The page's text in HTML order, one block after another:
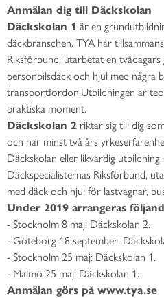
Anmälan dig till Däckskolan
Däckskolan 1 är en
däckbranschen. TYA har
Riksförbund, utarbetat en
personbilsdäck och hjul med
transportfordon.Utbildningen är
praktiska moment.
Däckskolan 2 riktar sig till dig
och har minst två års
Däckskolan eller likvärdig
Däckspecialisternas Riksförbund,
med däck och hjul för lastvagnar,
Under 2019 arrangeras
- Stockholm 8 maj: Däckskolan 2.
- Göteborg 18 september:
- Stockholm 25 maj: Däckskolan 1.
- Malmö 25 maj: Däckskolan 1.
Anmälan görs på www.tya.se